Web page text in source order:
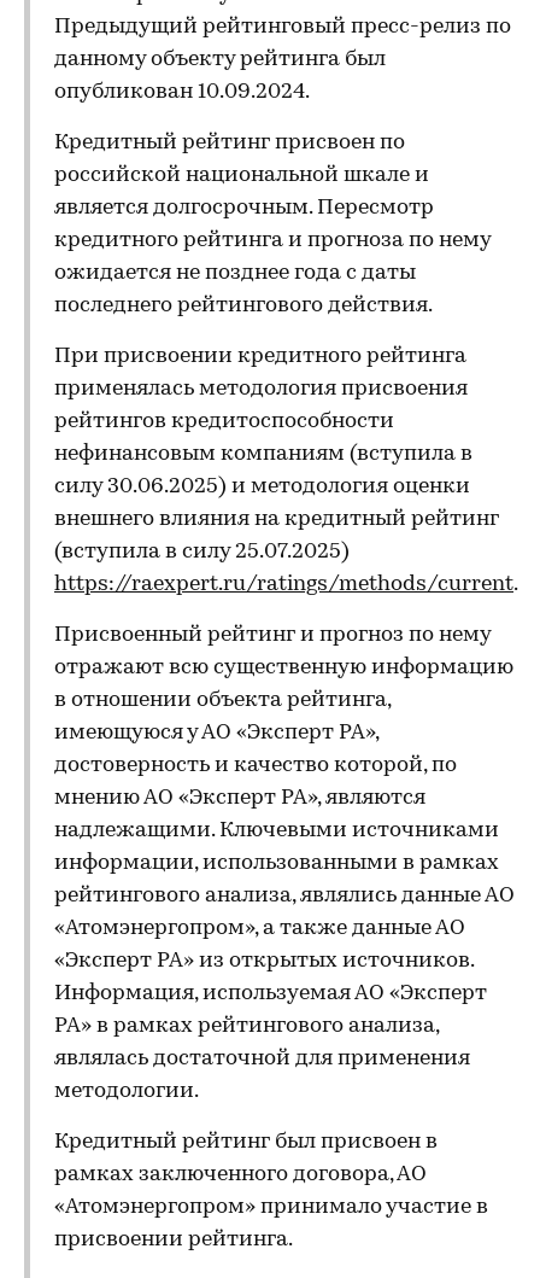
Предыдущий рейтинговый пресс-релиз по
данному объекту рейтинга был
опубликован 10.09.2024.
Кредитный рейтинг присвоен по
российской национальной шкале и
является долгосрочным. Пересмотр
кредитного рейтинга и прогноза по нему
ожидается не позднее года с даты
последнего рейтингового действия.
При присвоении кредитного рейтинга
применялась методология присвоения
рейтингов кредитоспособности
нефинансовым компаниям (вступила в
силу 30.06.2025) и методология оценки
внешнего влияния на кредитный рейтинг
(вступила в силу 25.07.2025)
https://raexpert.ru/ratings/methods/current.
Присвоенный рейтинг и прогноз по нему
отражают всю существенную информацию
в отношении объекта рейтинга,
имеющуюся у АО «Эксперт РА»,
достоверность и качество которой, по
мнению АО «Эксперт РА», являются
надлежащими. Ключевыми источниками
информации, использованными в рамках
рейтингового анализа, являлись данные АО
«Атомэнергопром», а также данные АО
«Эксперт РА» из открытых источников.
Информация, используемая АО «Эксперт
РА» в рамках рейтингового анализа,
являлась достаточной для применения
методологии.
Кредитный рейтинг был присвоен в
рамках заключенного договора, АО
«Атомэнергопром» принимало участие в
присвоении рейтинга.